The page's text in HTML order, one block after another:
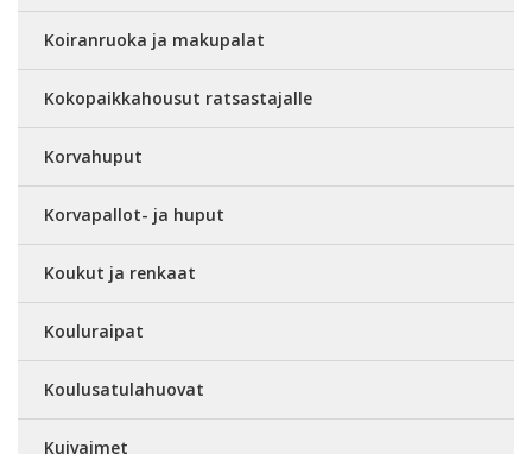
Koiranruoka ja makupalat
Kokopaikkahousut ratsastajalle
Korvahuput
Korvapallot- ja huput
Koukut ja renkaat
Kouluraipat
Koulusatulahuovat
Kuivaimet